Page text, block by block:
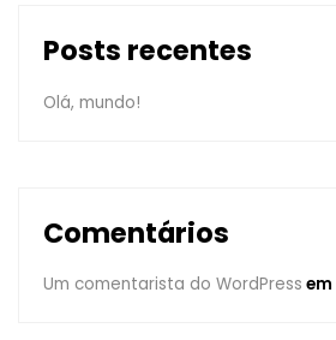
Posts recentes
Olá, mundo!
Comentários
Um comentarista do WordPress em